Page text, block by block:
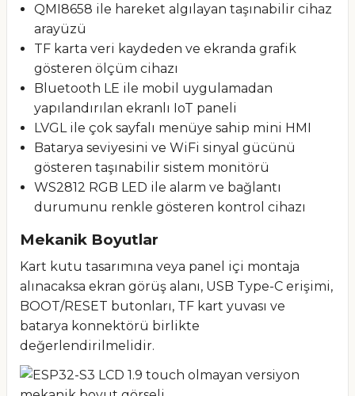
QMI8658 ile hareket algılayan taşınabilir cihaz
arayüzü
TF karta veri kaydeden ve ekranda grafik
gösteren ölçüm cihazı
Bluetooth LE ile mobil uygulamadan
yapılandırılan ekranlı IoT paneli
LVGL ile çok sayfalı menüye sahip mini HMI
Batarya seviyesini ve WiFi sinyal gücünü
gösteren taşınabilir sistem monitörü
WS2812 RGB LED ile alarm ve bağlantı
durumunu renkle gösteren kontrol cihazı
Mekanik Boyutlar
Kart kutu tasarımına veya panel içi montaja
alınacaksa ekran görüş alanı, USB Type-C erişimi,
BOOT/RESET butonları, TF kart yuvası ve
batarya konnektörü birlikte
değerlendirilmelidir.